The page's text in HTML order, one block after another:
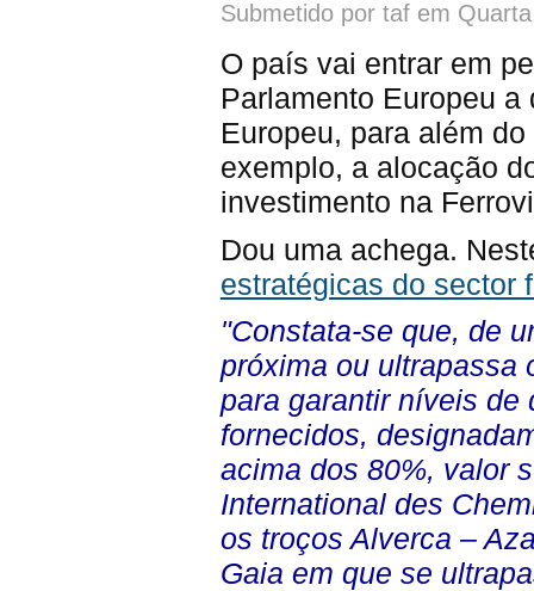
Submetido por taf em
O país vai entrar em
Parlamento Europeu
Europeu, para além
exemplo, a alocação
investimento na
Dou uma achega.
estratégicas do sector
"Constata-se que, de
próxima ou ultrapassa
para garantir níveis de
fornecidos,
acima dos 80%, valor
International des
os troços Alverca –
Gaia em que se